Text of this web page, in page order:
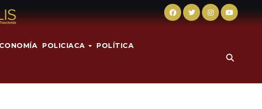
POLICIACA POLÍTICA